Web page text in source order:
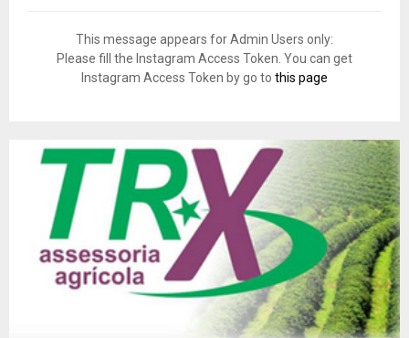
This message appears for Admin Users only:
Please fill the Instagram Access Token. You can get
Instagram Access Token by go to this page